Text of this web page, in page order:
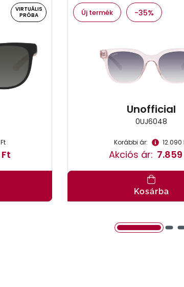
VIRTUÁLIS
PRÓBA
Új termék -35%
Unofficial
0UJ6048
Korábbi ár: 12.090
Akciós ár:
Kosárba